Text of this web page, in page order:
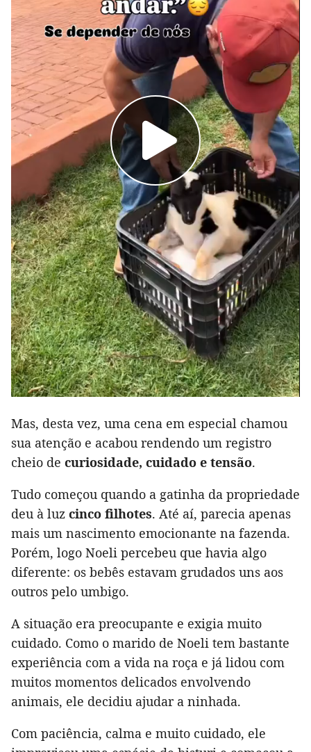
Mas, desta vez, uma cena em especial chamou
sua atenção e acabou rendendo um registro
cheio de curiosidade, cuidado e tensão.
Tudo começou quando a gatinha da propriedade
deu à luz cinco filhotes. Até aí, parecia apenas
mais um nascimento emocionante na fazenda.
Porém, logo Noeli percebeu que havia algo
diferente: os bebês estavam grudados uns aos
outros pelo umbigo.
A situação era preocupante e exigia muito
cuidado. Como o marido de Noeli tem bastante
experiência com a vida na roça e já lidou com
muitos momentos delicados envolvendo
animais, ele decidiu ajudar a ninhada.
Com paciência, calma e muito cuidado, ele